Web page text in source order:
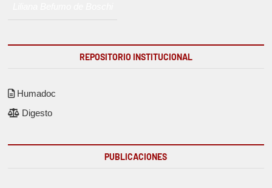
REPOSITORIO INSTITUCIONAL
Humadoc
Digesto
PUBLICACIONES